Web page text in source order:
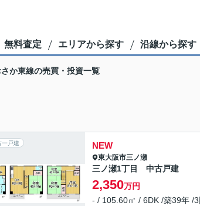
無料査定 エリアから探す 沿線から探す
か東線の売買・投資一覧
一戸建 NEW
東大阪市三ノ瀬
三ノ瀬1丁目 中古戸建
2,350万円
- / 105.60㎡ / 6DK /築39年 /3